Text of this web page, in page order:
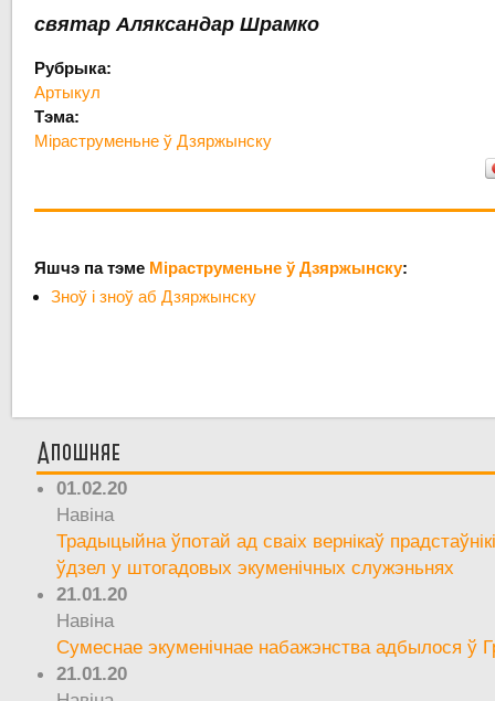
святар Аляксандар Шрамко
Рубрыка:
Артыкул
Тэма:
Міраструменьне ў Дзяржынску
Яшчэ па тэме Міраструменьне ў Дзяржынску:
Зноў і зноў аб Дзяржынску
Апошняе
01.02.20
Навіна
Традыцыйна ўпотай ад сваіх вернікаў
ўдзел у штогадовых экуменічных служэньнях
21.01.20
Навіна
Сумеснае экуменічнае набажэнства адбылося ў
21.01.20